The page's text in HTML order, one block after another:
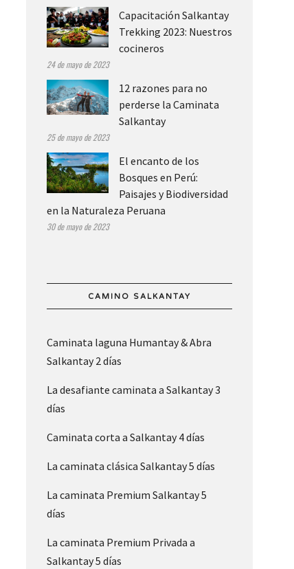
Capacitación Salkantay
Trekking 2023: Nuestros
cocineros
24 de mayo de 2023
12 razones para no
perderse la Caminata
Salkantay
25 de mayo de 2023
El encanto de los
Bosques en Perú:
Paisajes y Biodiversidad
en la Naturaleza Peruana
30 de mayo de 2023
CAMINO SALKANTAY
Caminata laguna Humantay & Abra
Salkantay 2 días
La desafiante caminata a Salkantay 3
días
Caminata corta a Salkantay 4 días
La caminata clásica Salkantay 5 días
La caminata Premium Salkantay 5
días
La caminata Premium Privada a
Salkantay 5 días